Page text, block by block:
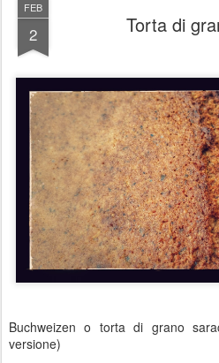
FEB
2 Torta di
Buchweizen o torta di grano
versione)